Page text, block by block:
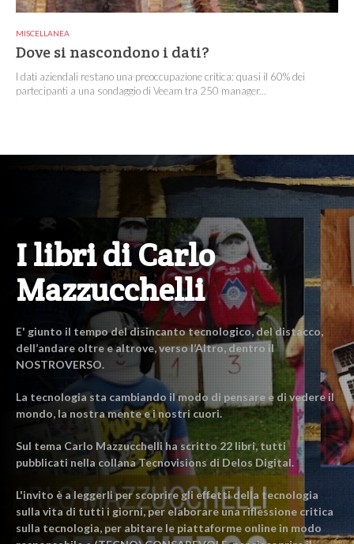
MISCELLANEA
Dove si nascondono i dati?
I dati aziendali restano una preoccupazione critica: quasi il 60% dei
partecipanti a una sondaggio di Veeam tra 250 manager...
I libri di Carlo
Mazzucchelli
E' giunto il tempo del disincanto tecnologico, del distacco,
dell’andare oltre e altrove, verso l’Altro, dentro il
NOSTROVERSO.
La tecnologia sta cambiando il modo di pensare e di vedere il
mondo, la nostra mente e i nostri cuori.
Sul tema Carlo Mazzucchelli ha scritto 22 libri, tutti
pubblicati nella collana Tecnovisions di Delos Digital.
L'invito è a leggerli per scoprire gli effetti della tecnologia
sulla vita di tutti i giorni, per elaborare una riflessione critica
sulla tecnologia, per abitare le piattaforme online in modo